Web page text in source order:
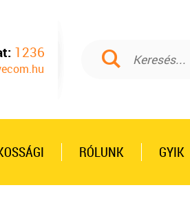
1236 L
RÓLUNK GYIK